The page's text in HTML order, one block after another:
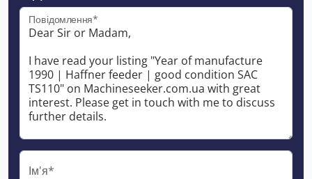
Повідомлення*
Ім'я*